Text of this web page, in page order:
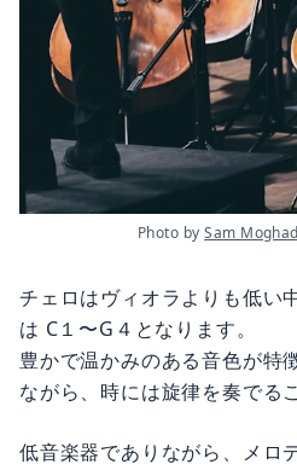
Photo by Sam
チェロはヴィオラよりも低い
は C１〜G４となります。
豊かで温かみのある音色が特
ながら、時には旋律を奏でる
低音楽器でありながら、メロ